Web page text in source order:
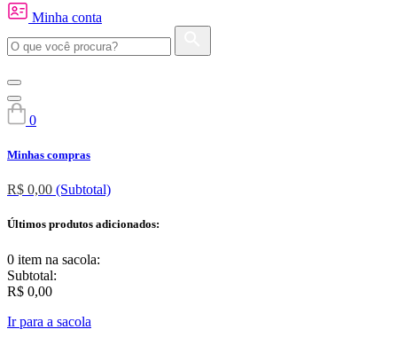
Minha conta
0
Minhas compras
R$ 0,00 (Subtotal)
Últimos produtos adicionados:
0 item na sacola:
Subtotal:
R$ 0,00
Ir para a sacola